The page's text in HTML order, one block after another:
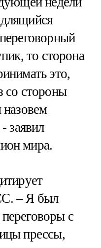
то сторона
это,
со стороны
заявил
мира.
– Я был
с
прессы,